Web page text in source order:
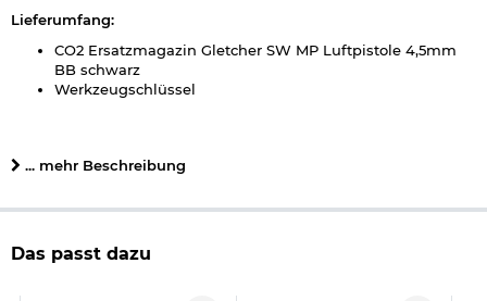
Lieferumfang:
CO2 Ersatzmagazin Gletcher SW MP Luftpistole 4,5mm
BB schwarz
Werkzeugschlüssel
nur für Gletcher SW MP Luftpistole 4,5mm BB
Kapazität 19 Schuss
Material: Metall / Kunststoff
... mehr Beschreibung
Das passt dazu